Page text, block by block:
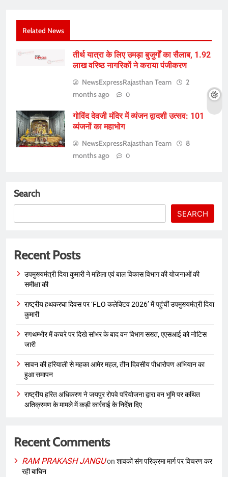
Related News
तीर्थ यात्रा के लिए उमड़ा बुजुर्गों का सैलाब, 1.92
लाख वरिष्ठ नागरिकों ने कराया पंजीकरण
NewsExpressRajasthan Team
2
months ago
0
गोविंद देवजी मंदिर में व्यंजन द्वादशी उत्सव: 101
व्यंजनों का महाभोग
NewsExpressRajasthan Team
8
months ago
0
Search
SEARCH
Recent Posts
उपमुख्यमंत्री दिया कुमारी ने महिला एवं बाल विकास विभाग की योजनाओं की
समीक्षा की
राष्ट्रीय हथकरघा दिवस पर ‘FLO कलेक्टिव 2026’ में पहुंचीं उपमुख्यमंत्री दिया
कुमारी
रणथम्भौर में कचरे पर दिखे सांभर के बाद वन विभाग सख्त, एएसआई को नोटिस
जारी
सावन की हरियाली से महका आमेर महल, तीन दिवसीय पौधारोपण अभियान का
हुआ समापन
राष्ट्रीय हरित अधिकरण ने जयपुर रोपवे परियोजना द्वारा वन भूमि पर कथित
अतिक्रमण के मामले में कड़ी कार्रवाई के निर्देश दिए
Recent Comments
RAM PRAKASH JANGUon शावकों संग परिक्रमा मार्ग पर विचरण कर
रही बाघिन